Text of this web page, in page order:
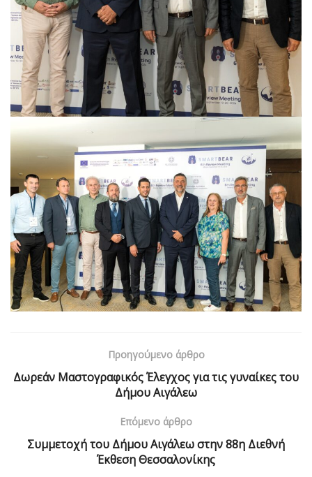
Προηγούμενο άρθρο
Δωρεάν Μαστογραφικός Έλεγχος για τις γυναίκες του
Δήμου Αιγάλεω
Επόμενο άρθρο
Συμμετοχή του Δήμου Αιγάλεω στην 88η Διεθνή
Έκθεση Θεσσαλονίκης